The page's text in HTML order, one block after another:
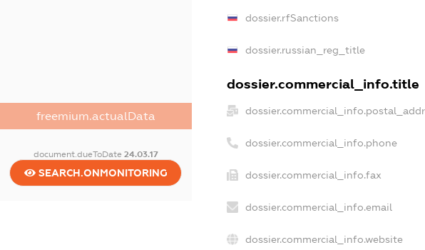
freemium.actualData
document.dueToDate 24.03.17
SEARCH.ONMONITORING
dossier.rfSanctions
dossier.russian_reg_title
dossier.commercial_info.title
dossier.commercial_info.phone
dossier.commercial_info.fax
dossier.commercial_info.email
dossier.commercial_info.website